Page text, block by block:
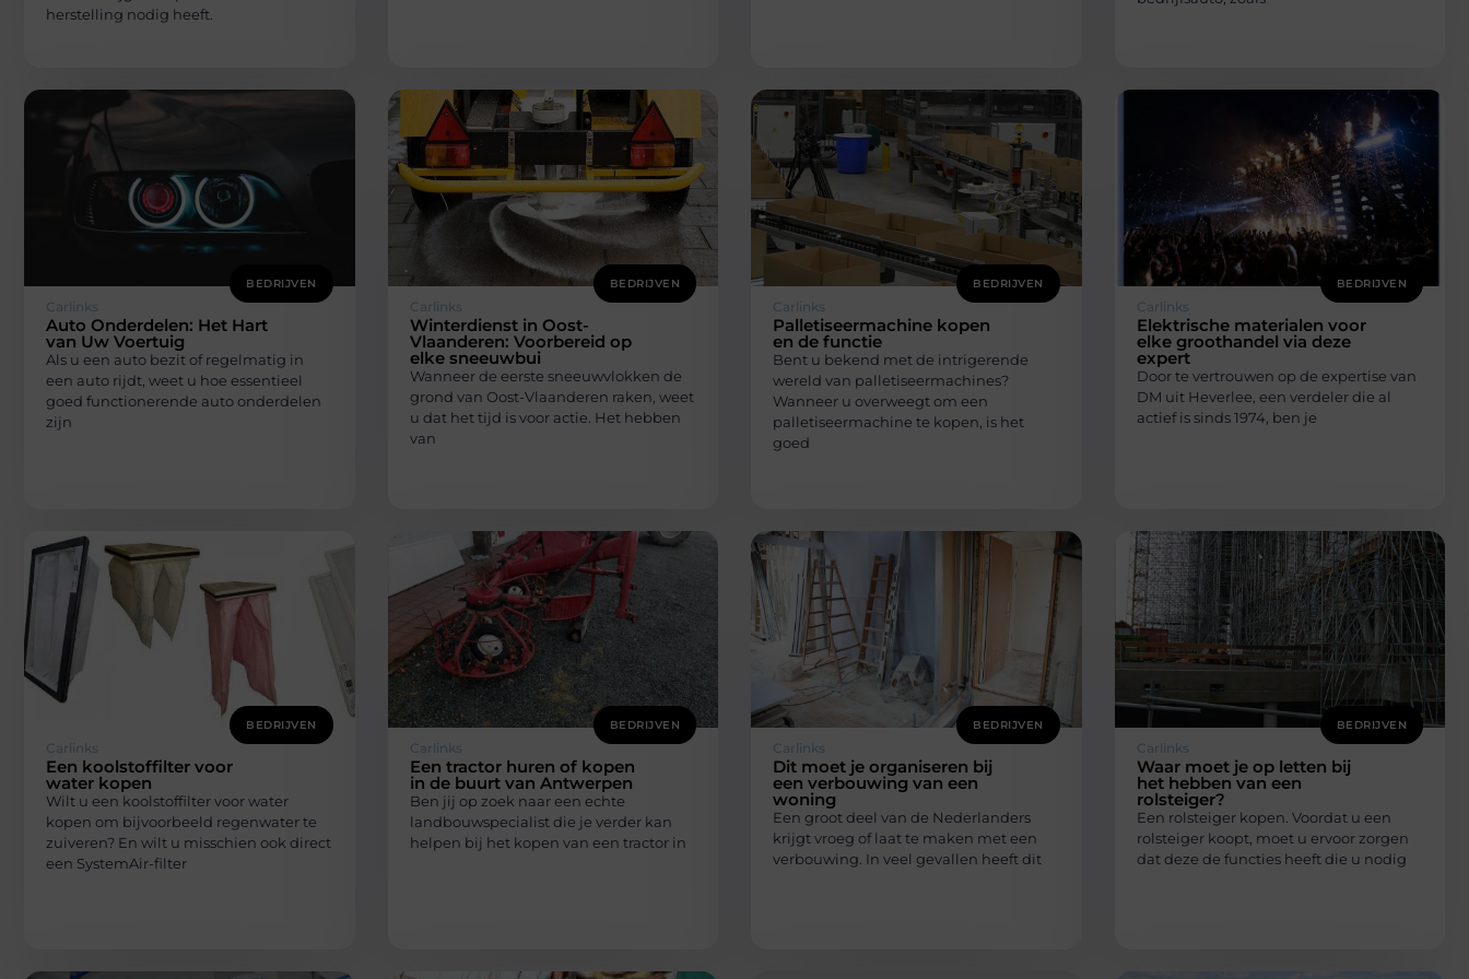
herstelling nodig heeft.
BEDRIJVEN
Carlinks
Auto Onderdelen: Het Hart
van Uw Voertuig
Als u een auto bezit of regelmatig in
een auto rijdt, weet u hoe essentieel
goed functionerende auto onderdelen
zijn
BEDRIJVEN
Carlinks
Winterdienst in Oost-
Vlaanderen: Voorbereid op
elke sneeuwbui
Wanneer de eerste sneeuwvlokken de
grond van Oost-Vlaanderen raken, weet
u dat het tijd is voor actie. Het hebben
van
BEDRIJVEN
Carlinks
Palletiseermachine kopen
en de functie
Bent u bekend met de intrigerende
wereld van palletiseermachines?
Wanneer u overweegt om een
palletiseermachine te kopen, is het
goed
BEDRIJVEN
Carlinks
Elektrische materialen voor
elke groothandel via deze
expert
Door te vertrouwen op de expertise van
DM uit Heverlee, een verdeler die al
actief is sinds 1974, ben je
BEDRIJVEN
Carlinks
Een koolstoffilter voor
water kopen
Wilt u een koolstoffilter voor water
kopen om bijvoorbeeld regenwater te
zuiveren? En wilt u misschien ook direct
een SystemAir-filter
BEDRIJVEN
Carlinks
Een tractor huren of kopen
in de buurt van Antwerpen
Ben jij op zoek naar een echte
landbouwspecialist die je verder kan
helpen bij het kopen van een tractor in
BEDRIJVEN
Carlinks
Dit moet je organiseren bij
een verbouwing van een
woning
Een groot deel van de Nederlanders
krijgt vroeg of laat te maken met een
verbouwing. In veel gevallen heeft dit
BEDRIJVEN
Carlinks
Waar moet je op letten bij
het hebben van een
rolsteiger?
Een rolsteiger kopen. Voordat u een
rolsteiger koopt, moet u ervoor zorgen
dat deze de functies heeft die u nodig